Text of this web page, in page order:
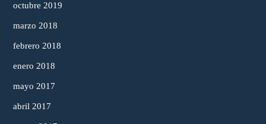
octubre 2019
marzo 2018
febrero 2018
enero 2018
mayo 2017
abril 2017